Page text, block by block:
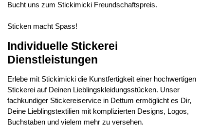
Bucht uns zum Stickimicki Freundschaftspreis.
Sticken macht Spass!
Individuelle Stickerei
Dienstleistungen
Erlebe mit Stickimicki die Kunstfertigkeit einer hochwertigen
Stickerei auf Deinen Lieblingskleidungsstücken. Unser
fachkundiger Stickereiservice in Dettum ermöglicht es Dir,
Deine Lieblingstextilien mit komplizierten Designs, Logos,
Buchstaben und vielem mehr zu versehen.